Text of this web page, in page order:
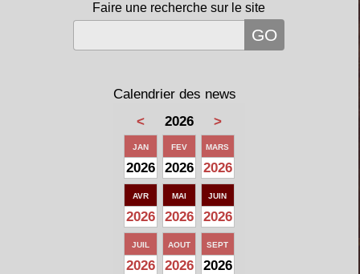
Faire une recherche sur le site
Calendrier des news
<
2026 >
JAN
2026
FEV
2026
MARS
2026
AVR
2026
MAI
2026
JUIN
2026
JUIL
2026
AOUT
2026
SEPT
2026